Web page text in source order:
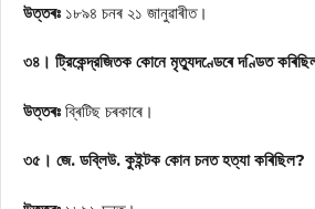
উত্তৰঃ ১৮৯৪ চনৰ ২১ জানুৱাৰীত।
৩৪। ট্রিকেন্দ্রজিতক কোনে মৃত্যুদণ্ডেৰে দণ্ডিত
উত্তৰঃ ব্ৰিটিছ চৰকাৰে।
৩৫। জে. ডব্লিউ. কুইন্টক কোন চনত হত্যা কৰিছিল?